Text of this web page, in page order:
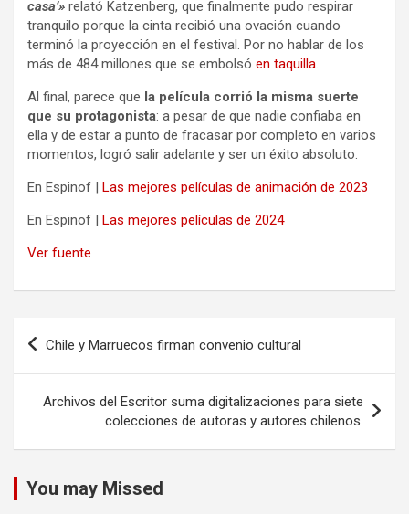
casa’» relató Katzenberg, que finalmente pudo respirar
tranquilo porque la cinta recibió una ovación cuando
terminó la proyección en el festival. Por no hablar de los
más de 484 millones que se embolsó en taquilla.
Al final, parece que la película corrió la misma suerte
que su protagonista: a pesar de que nadie confiaba en
ella y de estar a punto de fracasar por completo en varios
momentos, logró salir adelante y ser un éxito absoluto.
En Espinof | Las mejores películas de animación de 2023
En Espinof | Las mejores películas de 2024
Ver fuente
Navegación
entradas
Chile y Marruecos firman convenio cultural
Archivos del Escritor suma digitalizaciones para siete
colecciones de autoras y autores chilenos.
You may Missed